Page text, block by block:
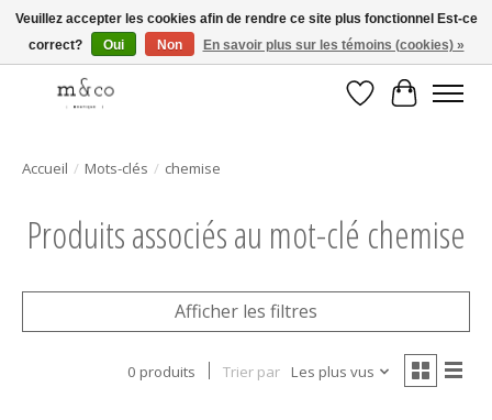
Livraison gratuite avec tout achat de 250$ et plus
Liste dePanier
Accueil / Mots-clés / chemise
Produits associés au mot-clé chemise
Afficher les filtres
0 produits Trier par Les plus vus
Veuillez accepter les cookies afin de rendre ce site plus fonctionnel Est-ce
correct?
Oui Non En savoir plus sur les témoins (cookies) »